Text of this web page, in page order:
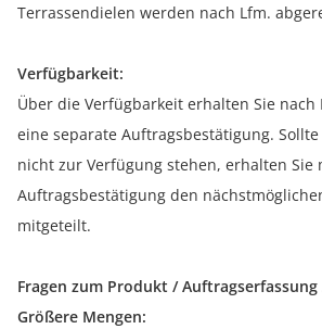
Terrassendielen werden nach Lfm.
Verfügbarkeit:
Über die Verfügbarkeit erhalten Sie
eine separate Auftragsbestätigung.
nicht zur Verfügung stehen, erhalten Sie
Auftragsbestätigung den
mitgeteilt.
Fragen zum Produkt /
Größere Mengen: